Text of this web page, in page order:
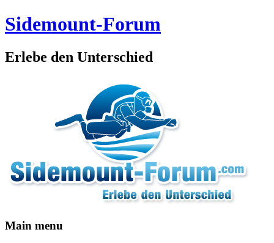
Sidemount-Forum
Erlebe den Unterschied
Main menu